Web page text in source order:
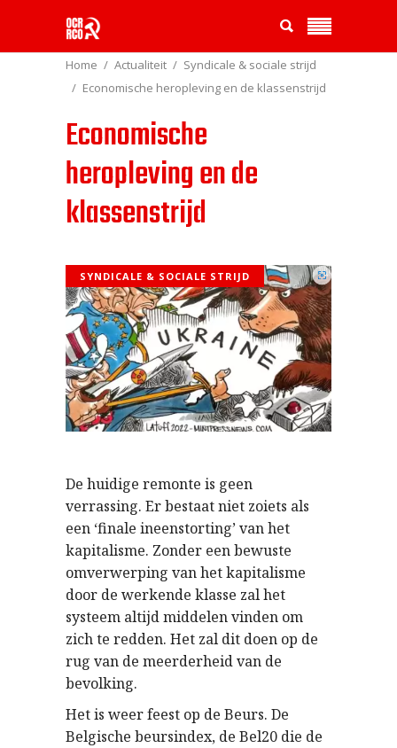
Home Actualiteit
Syndicale & sociale strijd
Economische heropleving en de klassenstrijd
Economische
heropleving en de
klassenstrijd
SYNDICALE & SOCIALE STRIJD
De huidige remonte is geen
verrassing. Er bestaat niet zoiets als
een ‘finale ineenstorting’ van het
kapitalisme. Zonder een bewuste
omverwerping van het kapitalisme
door de werkende klasse zal het
systeem altijd middelen vinden om
zich te redden. Het zal dit doen op de
rug van de meerderheid van de
bevolking.
Het is weer feest op de Beurs. De
Belgische beursindex, de Bel20 die de